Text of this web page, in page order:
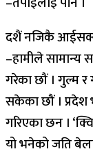
दशैं नजिकै
–हामीले सामान्य
गरेका छौं । गुल्म र
सकेका छौं । प्रदेश
गरिएका छन ।
यो भनेको जति